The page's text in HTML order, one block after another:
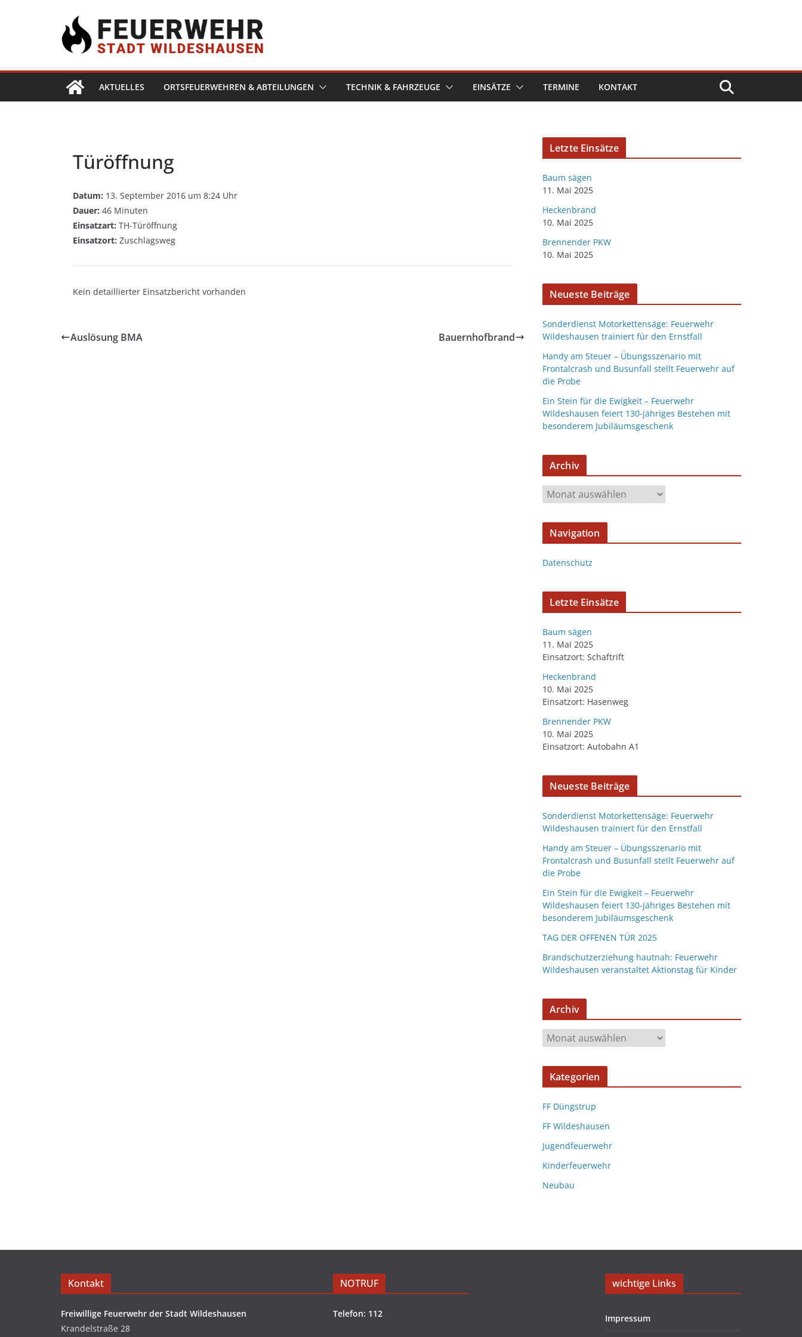
AKTUELLES ORTSFEUERWEHREN & ABTEILUNGEN TECHNIK & FAHRZEUGE EINSÄTZE TERMINE KONTAKT
Türöffnung
Datum: 13. September 2016 um 8:24 Uhr
Dauer: 46 Minuten
Einsatzart: TH-Türöffnung
Einsatzort: Zuschlagsweg
Kein detaillierter Einsatzbericht vorhanden
Auslösung BMA Bauernhofbrand
Letzte Einsätze
Baum sägen
11. Mai 2025
Heckenbrand
10. Mai 2025
Brennender PKW
10. Mai 2025
Neueste Beiträge
Sonderdienst Motorkettensäge: Feuerwehr
Wildeshausen trainiert für den Ernstfall
Handy am Steuer – Übungsszenario mit
Frontalcrash und Busunfall stellt Feuerwehr auf
die Probe
Ein Stein für die Ewigkeit – Feuerwehr
Wildeshausen feiert 130-jähriges Bestehen mit
besonderem Jubiläumsgeschenk
Archiv
Navigation
Datenschutz
Letzte Einsätze
Baum sägen
11. Mai 2025
Einsatzort: Schaftrift
Heckenbrand
10. Mai 2025
Einsatzort: Hasenweg
Brennender PKW
10. Mai 2025
Einsatzort: Autobahn A1
Neueste Beiträge
Sonderdienst Motorkettensäge: Feuerwehr
Wildeshausen trainiert für den Ernstfall
Handy am Steuer – Übungsszenario mit
Frontalcrash und Busunfall stellt Feuerwehr auf
die Probe
Ein Stein für die Ewigkeit – Feuerwehr
Wildeshausen feiert 130-jähriges Bestehen mit
besonderem Jubiläumsgeschenk
TAG DER OFFENEN TÜR 2025
Brandschutzerziehung hautnah: Feuerwehr
Wildeshausen veranstaltet Aktionstag für Kinder
Archiv
Kategorien
FF Düngstrup
FF Wildeshausen
Jugendfeuerwehr
Kinderfeuerwehr
Neubau
Kontakt
Freiwillige Feuerwehr der Stadt Wildeshausen
Krandelstraße 28
NOTRUF
Telefon: 112
wichtige Links
Impressum